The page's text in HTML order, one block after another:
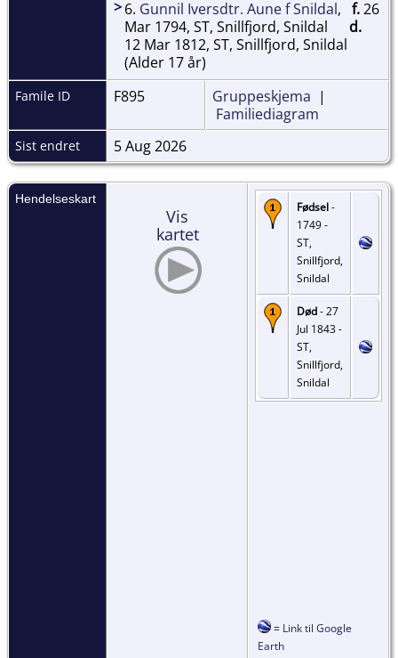
>6. Gunnil Iversdtr. Aune f Snildal, f.26
Mar 1794, ST, Snillfjord, Snildal
d.
12 Mar 1812, ST, Snillfjord, Snildal
(Alder 17 år)
Famile ID F895 Gruppeskjema |
Familiediagram
Sist endret 5 Aug 2026
Hendelseskart
Vis
kartet
Fødsel-
1749 -
ST,
Snillfjord,
Snildal
Død- 27
Jul 1843 -
ST,
Snillfjord,
Snildal
= Link til Google
Earth